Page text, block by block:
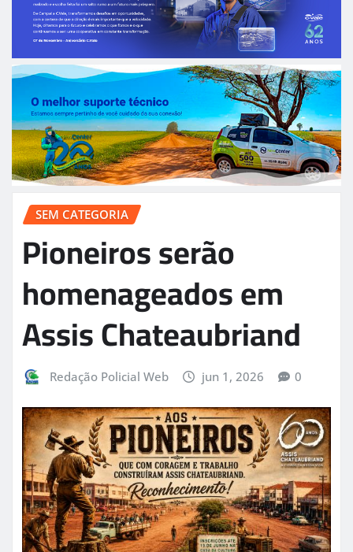
SEM CATEGORIA
Pioneiros serão
homenageados em
Assis Chateaubriand
Redação Policial Web jun 1, 2026 0